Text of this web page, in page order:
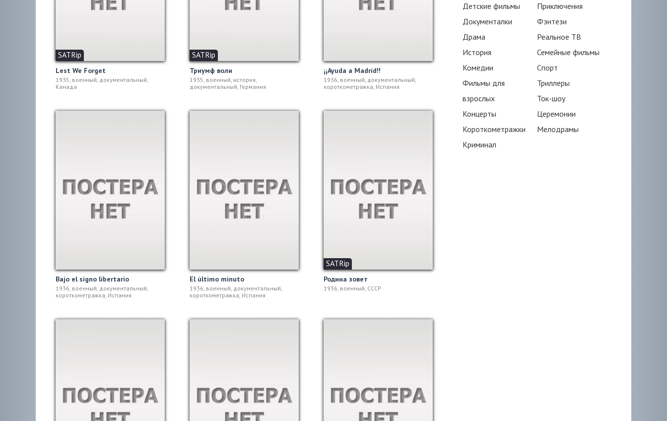
SATRip
Lest We Forget
1935, военный, документальный,
Канада
SATRip
Триумф воли
1935, военный, история,
документальный, Германия
¡¡Ayuda a Madrid!!
1936, военный, документальный,
короткометражка, Испания
Bajo el signo libertario
1936, военный, документальный,
короткометражка, Испания
El último minuto
1936, военный, документальный,
короткометражка, Испания
SATRip
Родина зовет
1936, военный, СССР
Детские фильмы
Документалки
Драма
История
Комедии
Фильмы для
взрослых
Концерты
Короткометражки
Криминал
Приключения
Фэнтези
Реальное ТВ
Семейные фильмы
Спорт
Триллеры
Ток-шоу
Церемонии
Мелодрамы